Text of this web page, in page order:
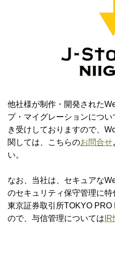
他社様が制作・開発された
プ・マイグレーションについ
き受けしておりますので、
関しては、こちらのお問合せ
い。
なお、当社は、セキュアな
のセキュリティ保守管理に特
東京証券取引所TOKYO
ので、与信管理については